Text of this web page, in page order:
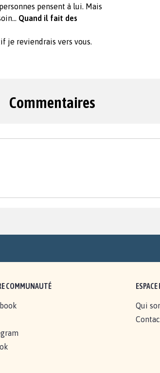
pensent à lui. Mais
Quand il fait des
je reviendrais vers vous.
Commentaires
COMMUNAUTÉ ESPACE
Qui